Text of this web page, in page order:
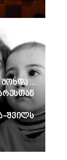
მოხდა…
შვილს